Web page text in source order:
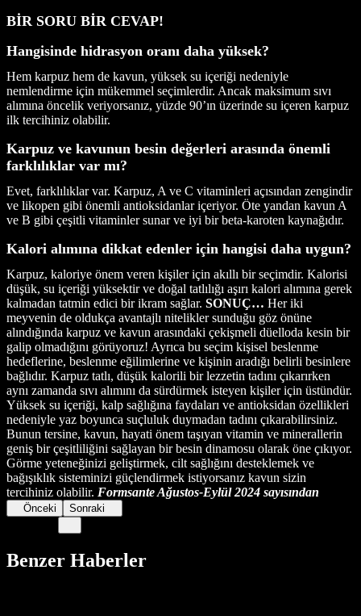
BİR SORU BİR CEVAP!
Hangisinde hidrasyon oranı daha yüksek?
Hem karpuz hem de kavun, yüksek su içeriği nedeniyle
nemlendirme için mükemmel seçimlerdir. Ancak maksimum sıvı
alımına öncelik veriyorsanız, yüzde 90’ın üzerinde su içeren karpuz
ilk tercihiniz olabilir.
Karpuz ve kavunun besin değerleri arasında önemli
farklılıklar var mı?
Evet, farklılıklar var. Karpuz, A ve C vitaminleri açısından zengindir
ve likopen gibi önemli antioksidanlar içeriyor. Öte yandan kavun A
ve B gibi çeşitli vitaminler sunar ve iyi bir beta-karoten kaynağıdır.
Kalori alımına dikkat edenler için hangisi daha uygun?
Karpuz, kaloriye önem veren kişiler için akıllı bir seçimdir. Kalorisi
düşük, su içeriği yüksektir ve doğal tatlılığı aşırı kalori alımına gerek
kalmadan tatmin edici bir ikram sağlar. SONUÇ… Her iki
meyvenin de oldukça avantajlı nitelikler sunduğu göz önüne
alındığında karpuz ve kavun arasındaki çekişmeli düelloda kesin bir
galip olmadığını görüyoruz! Ayrıca bu seçim kişisel beslenme
hedeflerine, beslenme eğilimlerine ve kişinin aradığı belirli besinlere
bağlıdır. Karpuz tatlı, düşük kalorili bir lezzetin tadını çıkarırken
aynı zamanda sıvı alımını da sürdürmek isteyen kişiler için üstündür.
Yüksek su içeriği, kalp sağlığına faydaları ve antioksidan özellikleri
nedeniyle yaz boyunca suçluluk duymadan tadını çıkarabilirsiniz.
Bunun tersine, kavun, hayati önem taşıyan vitamin ve minerallerin
geniş bir çeşitliliğini sağlayan bir besin dinamosu olarak öne çıkıyor.
Görme yeteneğinizi geliştirmek, cilt sağlığını desteklemek ve
bağışıklık sisteminizi güçlendirmek istiyorsanız kavun sizin
tercihiniz olabilir. Formsante Ağustos-Eylül 2024 sayısından
Önceki Sonraki
Benzer Haberler